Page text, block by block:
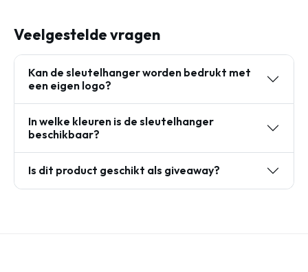
Veelgestelde vragen
Kan de sleutelhanger worden bedrukt met
een eigen logo?
In welke kleuren is de sleutelhanger
beschikbaar?
Is dit product geschikt als giveaway?